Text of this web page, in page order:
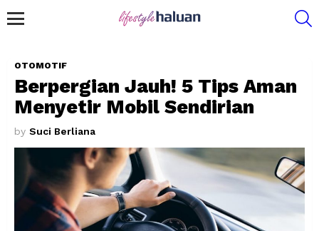
OTOMOTIF
Berpergian Jauh! 5 Tips Aman
Menyetir Mobil Sendirian
by Suci Berliana